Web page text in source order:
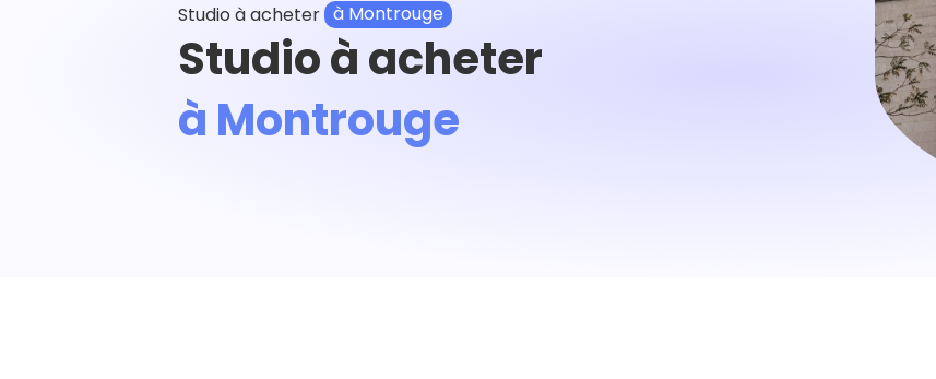
Studio à acheter à Montrouge
Studio à acheter
à Montrouge